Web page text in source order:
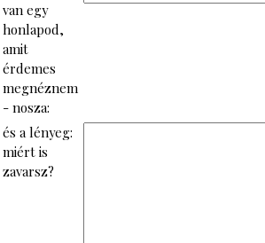
van egy
honlapod,
amit
érdemes
megnéznem
- nosza:
és a lényeg:
miért is
zavarsz?